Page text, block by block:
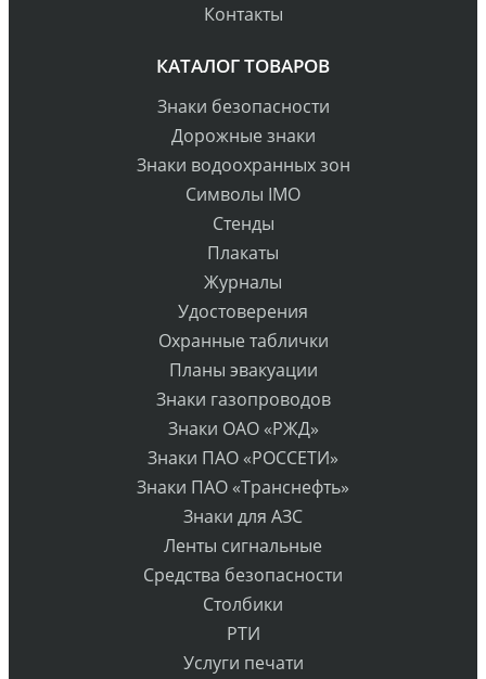
Контакты
КАТАЛОГ ТОВАРОВ
Знаки безопасности
Дорожные знаки
Знаки водоохранных зон
Символы IMO
Стенды
Плакаты
Журналы
Удостоверения
Охранные таблички
Планы эвакуации
Знаки газопроводов
Знаки ОАО «РЖД»
Знаки ПАО «РОССЕТИ»
Знаки ПАО «Транснефть»
Знаки для АЗС
Ленты сигнальные
Средства безопасности
Столбики
РТИ
Услуги печати